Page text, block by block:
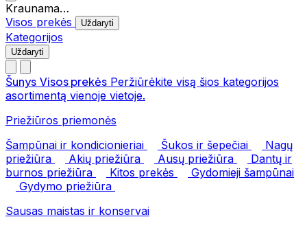
Kraunama…
Visos prekės
Uždaryti
Kategorijos
Uždaryti
Šunys Visos prekės Peržiūrėkite visą šios kategorijos
asortimentą vienoje vietoje.
Priežiūros priemonės
Šampūnai ir kondicionieriai
Šukos ir šepečiai
Nagų
priežiūra
Akių priežiūra Ausų priežiūra
Dantų ir
burnos priežiūra
Kitos prekės
Gydomieji šampūnai
Gydymo priežiūra
Sausas maistas ir konservai